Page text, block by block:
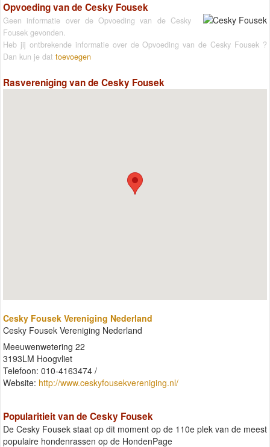
Opvoeding van de Cesky Fousek
Geen informatie over de Opvoeding van de Cesky
Fousek gevonden.
Heb jij ontbrekende informatie over de Opvoeding van de Cesky Fousek ?
Dan kun je dat toevoegen
Rasvereniging van de Cesky Fousek
Cesky Fousek Vereniging Nederland
Cesky Fousek Vereniging Nederland
Meeuwenwetering 22
3193LM Hoogvliet
Telefoon: 010-4163474 /
Website: http://www.ceskyfousekvereniging.nl/
Popularitieit van de Cesky Fousek
De Cesky Fousek staat op dit moment op de 110e plek van de meest
populaire hondenrassen op de HondenPage